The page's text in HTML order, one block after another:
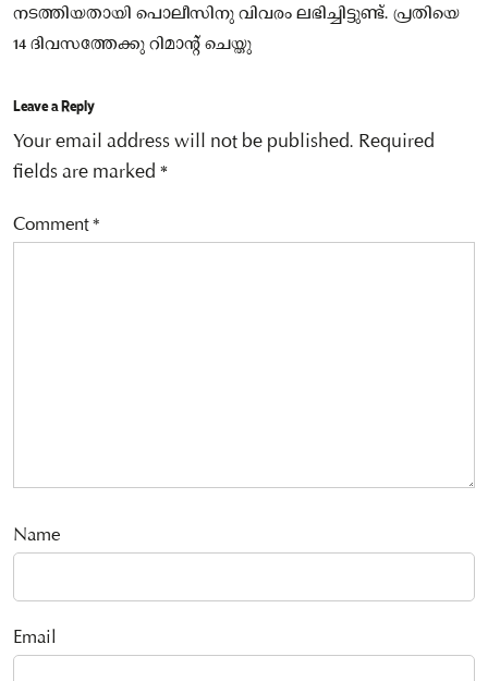
നടത്തിയതായി പൊലീസിനു വിവരം ലഭിച്ചിട്ടുണ്ട്. പ്രതിയെ
14 ദിവസത്തേക്കു റിമാന്റ് ചെയ്തു
Leave a Reply
Your email address will not be published. Required
fields are marked *
Comment*
Name
Email